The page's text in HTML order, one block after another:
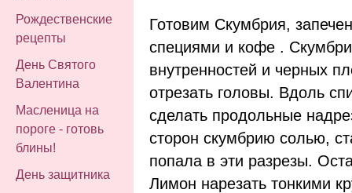
Рождественские
рецепты
День Святого
Валентина
Масленица на
пороге - готовь
блины!
День защитника
Готовим Скумбрия,
специями и кофе .
внутренностей и черных
отрезать головы. Вдоль
сделать продольные
сторон скумбрию солью,
попала в эти разрезы.
Лимон нарезать тонкими